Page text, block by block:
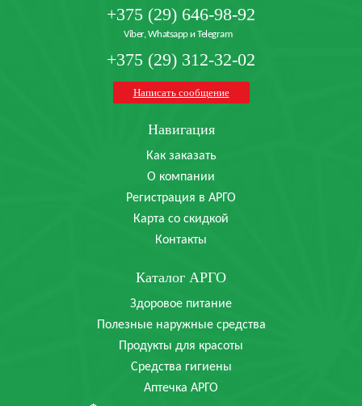
+375 (29) 646-98-92
Viber, Whatsapp и Telegram
+375 (29) 312-32-02
Написать сообщение
Навигация
Как заказать
О компании
Регистрация в АРГО
Карта со скидкой
Контакты
Каталог АРГО
Здоровое питание
Полезные наружные средства
Продукты для красоты
Средства гигиены
Аптечка АРГО